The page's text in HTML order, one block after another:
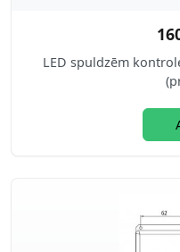
LED spuldzēm